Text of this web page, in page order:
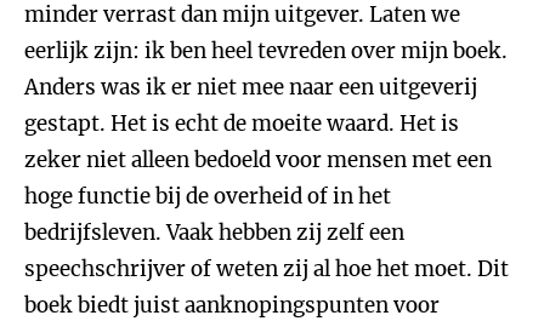
minder verrast dan mijn uitgever. Laten we
eerlijk zijn: ik ben heel tevreden over mijn boek.
Anders was ik er niet mee naar een uitgeverij
gestapt. Het is echt de moeite waard. Het is
zeker niet alleen bedoeld voor mensen met een
hoge functie bij de overheid of in het
bedrijfsleven. Vaak hebben zij zelf een
speechschrijver of weten zij al hoe het moet. Dit
boek biedt juist aanknopingspunten voor